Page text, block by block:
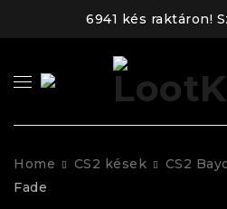
6941 kés raktáron!
Home CS2 kések CS2
Fade